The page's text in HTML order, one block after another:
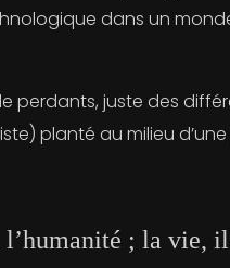
dans un
perdants, juste des
planté au milieu
l’humanité ; la vie,